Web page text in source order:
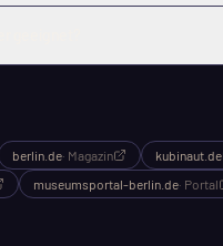
berlin.de· Magazin
kubinaut.de
museumsportal-berlin.de· Portal